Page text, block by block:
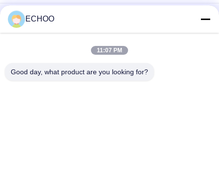
Kubota U50-3 / U55-4 / U45-3 মিনি খননকারী ট্র্যাক রোলার Bottom রোলার
9106672 ট্র্যাক রোলার 9106672 মিনি খননকারী আন্ডারওয়্যার অংশ নীচে রোলার
TB020 ট্র্যাক রোলার টেকুচি পার্টস মিনি ডিগার আন্ডার ক্যারিজ পার্টস নীচে রোলার টেকুচি
ECHOO
11:07 PM
Good day, what product are you looking for?